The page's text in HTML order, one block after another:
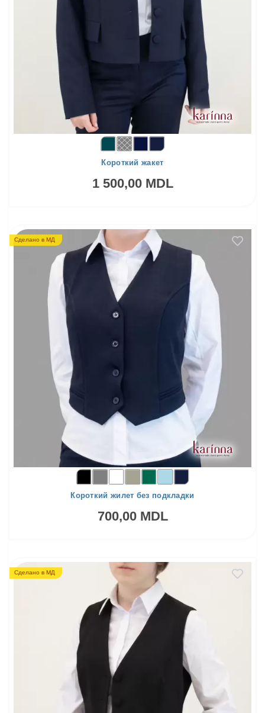
Короткий жакет
1 500,00 MDL
Сделано в МД
Короткий жилет без подкладки
700,00 MDL
Сделано в МД